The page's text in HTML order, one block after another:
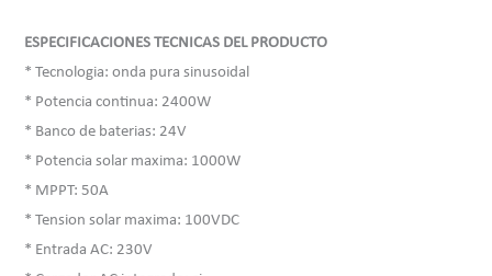
ESPECIFICACIONES TECNICAS DEL PRODUCTO
* Tecnologia: onda pura sinusoidal
* Potencia continua: 2400W
* Banco de baterias: 24V
* Potencia solar maxima: 1000W
* MPPT: 50A
* Tension solar maxima: 100VDC
* Entrada AC: 230V